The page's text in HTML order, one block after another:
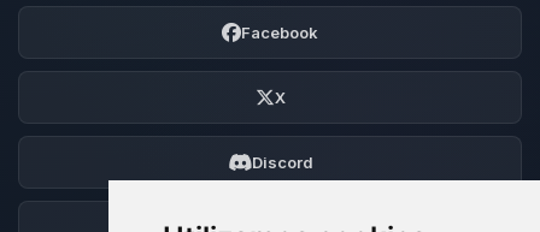
Facebook
X
Discord
Foro